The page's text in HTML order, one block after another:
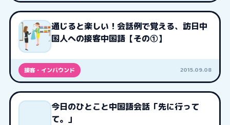
通じると楽しい！会話例で覚える、訪日中
国人への接客中国語【その①】
接客・インバウンド 2015.09.08
今日のひとこと中国語会話「先に行って
て。」